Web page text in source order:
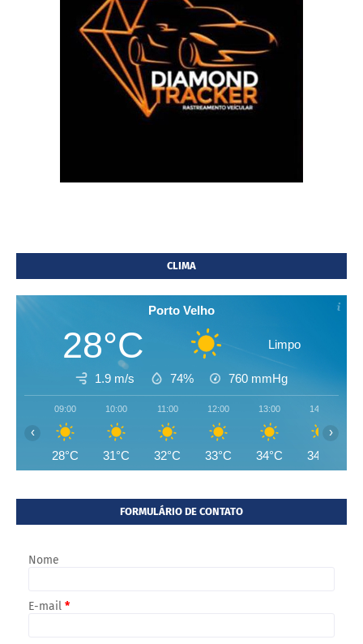
CLIMA
Porto Velho
28°C Limpo
1.9 m/s 74% 760 mmHg
09:00
28°C
10:00
31°C
11:00
32°C
12:00
33°C
13:00
34°C
14:00
34°C
‹ ›
FORMULÁRIO DE CONTATO
Nome
E-mail *